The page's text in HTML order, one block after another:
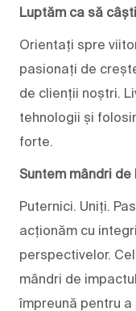
Luptăm ca să
Orientați spre
pasionați de
de clienții noștri.
tehnologii și
forte.
Suntem mândri de
Puternici. Uniți.
acționăm cu
perspectivelor.
mândri de
împreună pentru